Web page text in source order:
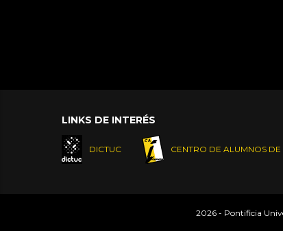
LINKS DE INTERÉS
DICTUC CENTRO DE ALUMNOS DE
2026 - Pontificia